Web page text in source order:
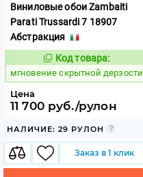
Виниловые обои Zambaiti
Parati Trussardi 7 18907
Абстракция
948770
Код товара:
мгновение скрытной дерзости
Цена
11 700 руб./рулон
НАЛИЧИЕ: 29 РУЛОН
Заказ в 1 клик